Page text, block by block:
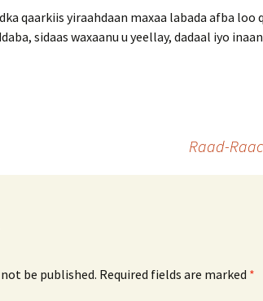
qaarkiis yiraahdaan maxaa labada afba loo
sidaas waxaanu u yeellay, dadaal iyo
Raad-
be published. Required fields are marked *